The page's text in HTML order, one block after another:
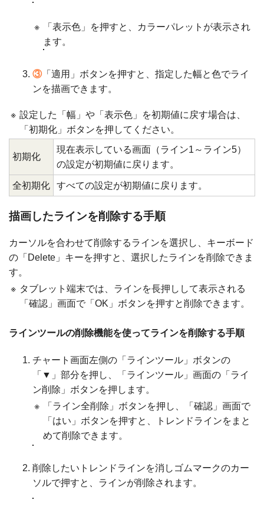
※
「表示色」を押すと、カラーパレットが表示され
ます。
③「適用」ボタンを押すと、指定した幅と色でライ
ンを描画できます。
※ 設定した「幅」や「表示色」を初期値に戻す場合は、
「初期化」ボタンを押してください。
初期化
現在表示している画面（ライン1～ライン5）
の設定が初期値に戻ります。
全初期化 すべての設定が初期値に戻ります。
描画したラインを削除する手順
カーソルを合わせて削除するラインを選択し、キーボード
の「Delete」キーを押すと、選択したラインを削除できま
す。
※ タブレット端末では、ラインを長押しして表示される
「確認」画面で「OK」ボタンを押すと削除できます。
ラインツールの削除機能を使ってラインを削除する手順
チャート画面左側の「ラインツール」ボタンの
「▼」部分を押し、「ラインツール」画面の「ライ
ン削除」ボタンを押します。
※
「ライン全削除」ボタンを押し、「確認」画面で
「はい」ボタンを押すと、トレンドラインをまと
めて削除できます。
削除したいトレンドラインを消しゴムマークのカー
ソルで押すと、ラインが削除されます。